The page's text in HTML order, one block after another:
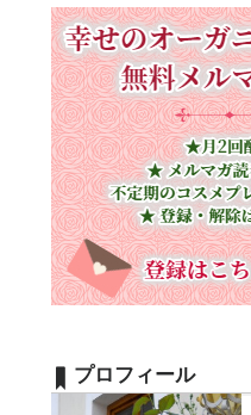
プロフィール